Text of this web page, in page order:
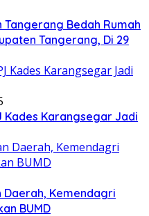
Bedah Rumah
Tangerang, Di 29
Kades Karangsegar Jadi
Kemendagri
BUMD